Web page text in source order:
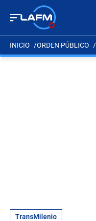
INICIO ORDEN PÚBLICO
TransMilenio